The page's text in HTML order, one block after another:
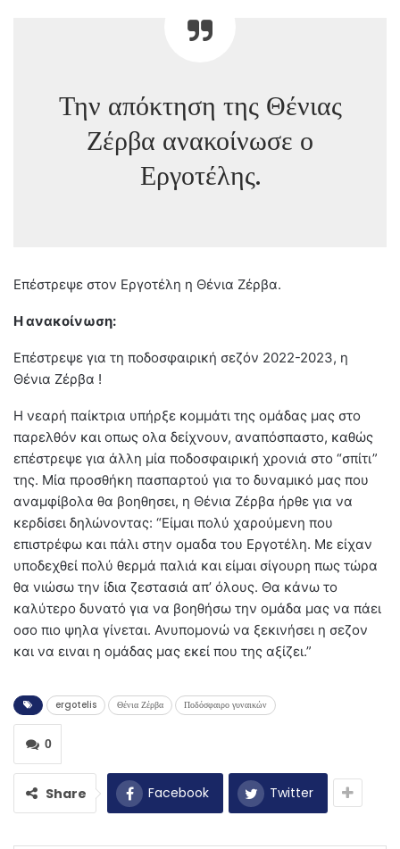
Την απόκτηση της Θένιας
Ζέρβα ανακοίνωσε ο
Εργοτέλης.
Επέστρεψε στον Εργοτέλη η Θένια Ζέρβα.
Η ανακοίνωση:
Επέστρεψε για τη ποδοσφαιρική σεζόν 2022-2023, η
Θένια Ζέρβα !
Η νεαρή παίκτρια υπήρξε κομμάτι της ομάδας μας στο
παρελθόν και οπως ολα δείχνουν, αναπόσπαστο, καθώς
επέστρεψε για άλλη μία ποδοσφαιρική χρονιά στο “σπίτι”
της. Μία προσθήκη πασπαρτού για το δυναμικό μας που
αναμφίβολα θα βοηθησει, η Θένια Ζέρβα ήρθε για να
κερδίσει δηλώνοντας: “Είμαι πολύ χαρούμενη που
επιστρέφω και πάλι στην ομαδα του Εργοτέλη. Με είχαν
υποδεχθεί πολύ θερμά παλιά και είμαι σίγουρη πως τώρα
θα νιώσω την ίδια ζεστασιά απ’ όλους. Θα κάνω το
καλύτερο δυνατό για να βοηθήσω την ομάδα μας να πάει
οσο πιο ψηλα γίνεται. Ανυπομονώ να ξεκινήσει η σεζον
και να ειναι η ομάδας μας εκεί που της αξίζει.”
ergotelis Θένια Ζέρβα Ποδόσφαιρο γυναικών
0
Share Facebook Twitter